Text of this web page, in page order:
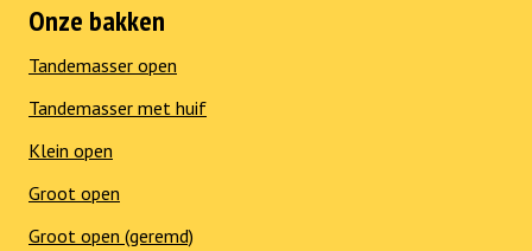
Onze bakken
Tandemasser open
Tandemasser met huif
Klein open
Groot open
Groot open (geremd)